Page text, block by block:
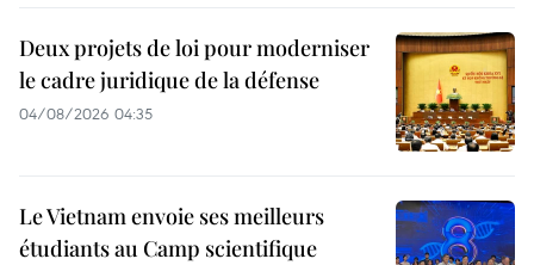
Deux projets de loi pour moderniser
le cadre juridique de la défense
04/08/2026 04:35
Le Vietnam envoie ses meilleurs
étudiants au Camp scientifique